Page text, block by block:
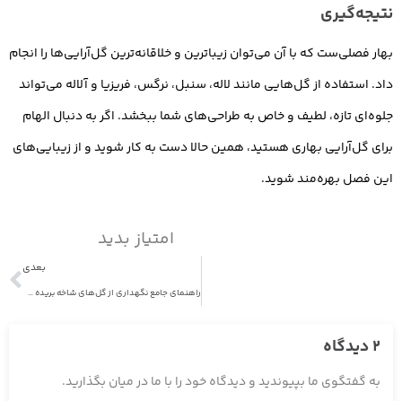
نتیجه‌گیری
بهار فصلی‌ست که با آن می‌توان زیباترین و خلاقانه‌ترین گل‌آرایی‌ها را انجام
داد. استفاده از گل‌هایی مانند لاله، سنبل، نرگس، فریزیا و آلاله می‌تواند
جلوه‌ای تازه، لطیف و خاص به طراحی‌های شما ببخشد. اگر به دنبال الهام
برای گل‌آرایی بهاری هستید، همین حالا دست به کار شوید و از زیبایی‌های
این فصل بهره‌مند شوید.
امتیاز بدید
بعدی
راهنمای جامع نگهداری از گل‌های شاخه بریده در منزل: چگونه عمر گل‌ها را دوبرابر کنیم؟
2 دیدگاه
به گفتگوی ما بپیوندید و دیدگاه خود را با ما در میان بگذارید.